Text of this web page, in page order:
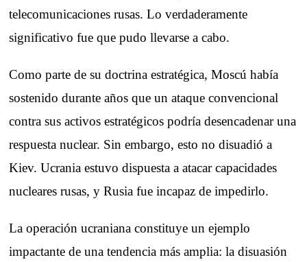
telecomunicaciones rusas. Lo verdaderamente
significativo fue que pudo llevarse a cabo.
Como parte de su doctrina estratégica, Moscú había
sostenido durante años que un ataque convencional
contra sus activos estratégicos podría desencadenar una
respuesta nuclear. Sin embargo, esto no disuadió a
Kiev. Ucrania estuvo dispuesta a atacar capacidades
nucleares rusas, y Rusia fue incapaz de impedirlo.
La operación ucraniana constituye un ejemplo
impactante de una tendencia más amplia: la disuasión